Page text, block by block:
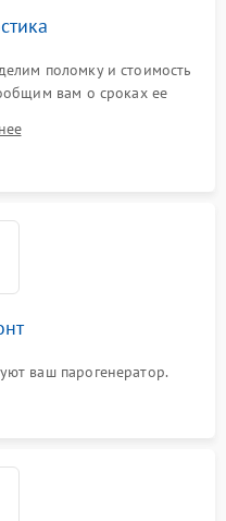
поломку и стоимость
вам о сроках ее
ваш парогенератор.